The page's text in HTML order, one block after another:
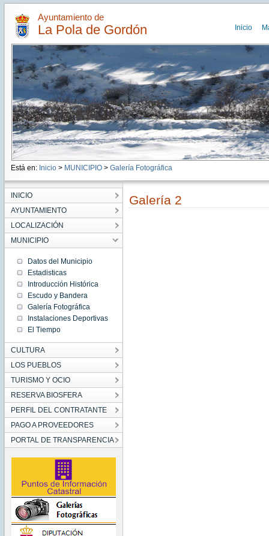
Ayuntamiento de
La Pola de Gordón Inicio
Está en: Inicio > MUNICIPIO> Galería Fotográfica
INICIO
AYUNTAMIENTO
LOCALIZACIÓN
MUNICIPIO
Datos del Municipio
Estadisticas
Introducción Histórica
Escudo y Bandera
Galería Fotográfica
Instalaciones Deportivas
El Tiempo
CULTURA
LOS PUEBLOS
TURISMO Y OCIO
RESERVA BIOSFERA
PERFIL DEL CONTRATANTE
PAGO A PROVEEDORES
PORTAL DE TRANSPARENCIA
Galería 2